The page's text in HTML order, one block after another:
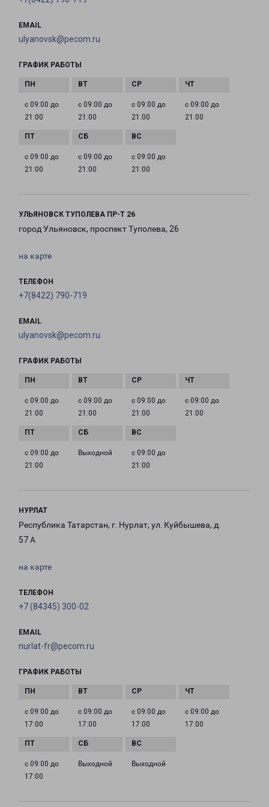
EMAIL
ulyanovsk@pecom.ru
ГРАФИК РАБОТЫ
с 09:00 до
21:00
с 09:00 до
21:00
с 09:00 до
21:00
с 09:00 до
21:00
с 09:00 до
21:00
с 09:00 до
21:00
с 09:00 до
21:00
УЛЬЯНОВСК ТУПОЛЕВА ПР-Т 26
город Ульяновск, проспект Туполева, 26
на карте
ТЕЛЕФОН
+7(8422) 790-719
EMAIL
ulyanovsk@pecom.ru
ГРАФИК РАБОТЫ
с 09:00 до
21:00
с 09:00 до
21:00
с 09:00 до
21:00
с 09:00 до
21:00
с 09:00 до
21:00
Выходной
с 09:00 до
21:00
НУРЛАТ
Республика Татарстан, г. Нурлат, ул. Куйбышева, д.
57 А
на карте
ТЕЛЕФОН
+7 (84345) 300-02
EMAIL
nurlat-fr@pecom.ru
ГРАФИК РАБОТЫ
с 09:00 до
17:00
с 09:00 до
17:00
с 09:00 до
17:00
с 09:00 до
17:00
с 09:00 до
17:00
Выходной Выходной